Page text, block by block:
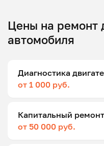
Цены на ремонт
автомобиля
Диагностика
от 1 000 руб.
Капитальный
от 50 000 руб.